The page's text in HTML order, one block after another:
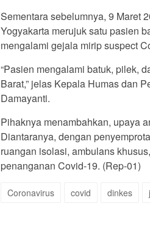
Sementara sebelumnya, 9 Maret
Yogyakarta merujuk satu pasien
mengalami gejala mirip suspect
“Pasien mengalami batuk, pilek,
Barat,” jelas Kepala Humas dan
Damayanti.
Pihaknya menambahkan, upaya
Diantaranya, dengan
ruangan isolasi, ambulans
penanganan Covid-19. (Rep-01)
Coronavirus covid dinkes